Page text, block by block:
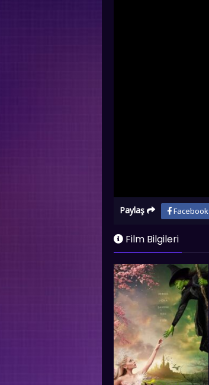
Paylaş Facebook
Film Bilgileri